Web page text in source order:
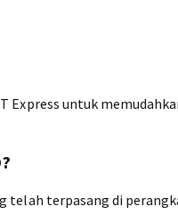
Express untuk
telah terpasang di